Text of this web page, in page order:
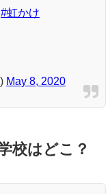
#虹かけ
May 8, 2020
校はどこ？